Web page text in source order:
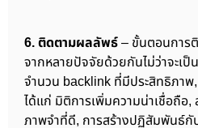
6. ติดตามผลลัพธ์ – ขั้นตอนการ
จากหลายปัจจัยด้วยกันไม่ว่าจะเ
จำนวน backlink ที่มีประสิทธิภาพ
ได้แก่ มิติการเพิ่มความน่าเชื่อถือ,
ภาพจำที่ดี, การสร้างปฏิสัมพันธ์กั